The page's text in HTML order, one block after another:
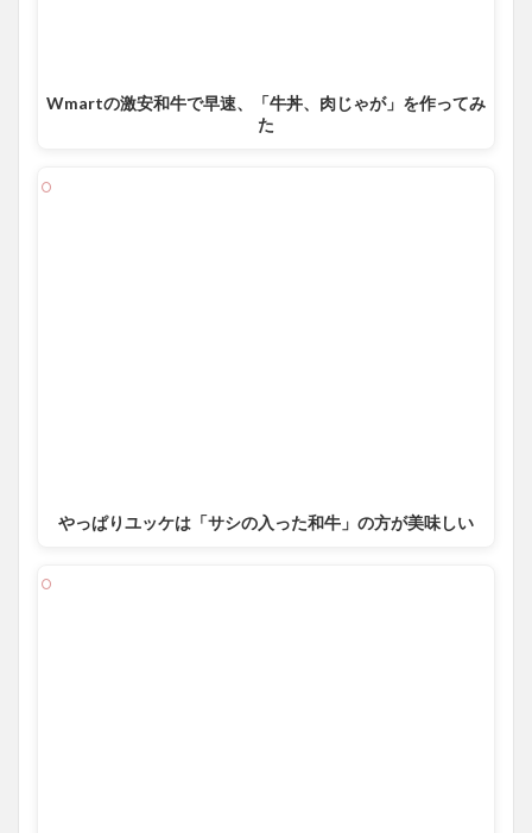
Wmartの激安和牛で早速、「牛丼、肉じゃが」を作ってみ
た
やっぱりユッケは「サシの入った和牛」の方が美味しい